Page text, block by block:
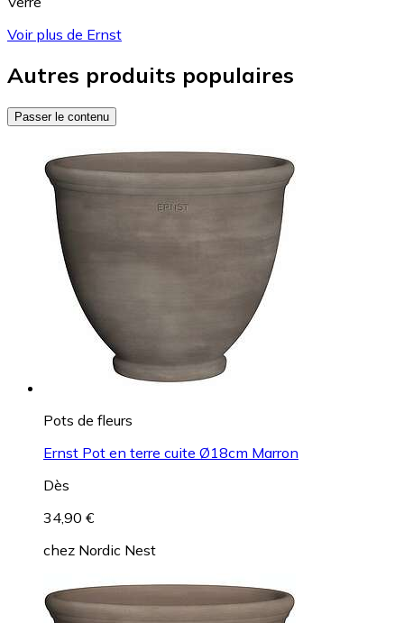
Voir plus de Ernst
Autres produits populaires
Passer le contenu
Pots de fleurs
Ernst Pot en terre cuite Ø18cm Marron
Dès
34,90 €
chez Nordic Nest